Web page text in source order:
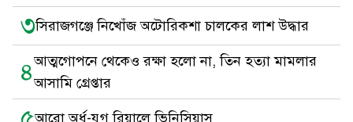
৩সিরাজগঞ্জে নিখোঁজ অটোরিকশা চালকের লাশ উদ্ধার
৪আত্মগোপনে থেকেও রক্ষা হলো না, তিন হত্যা মামলার
আসামি গ্রেপ্তার
আরো অর্ধ-যুগ রিয়ালে ভিনিসিয়াস